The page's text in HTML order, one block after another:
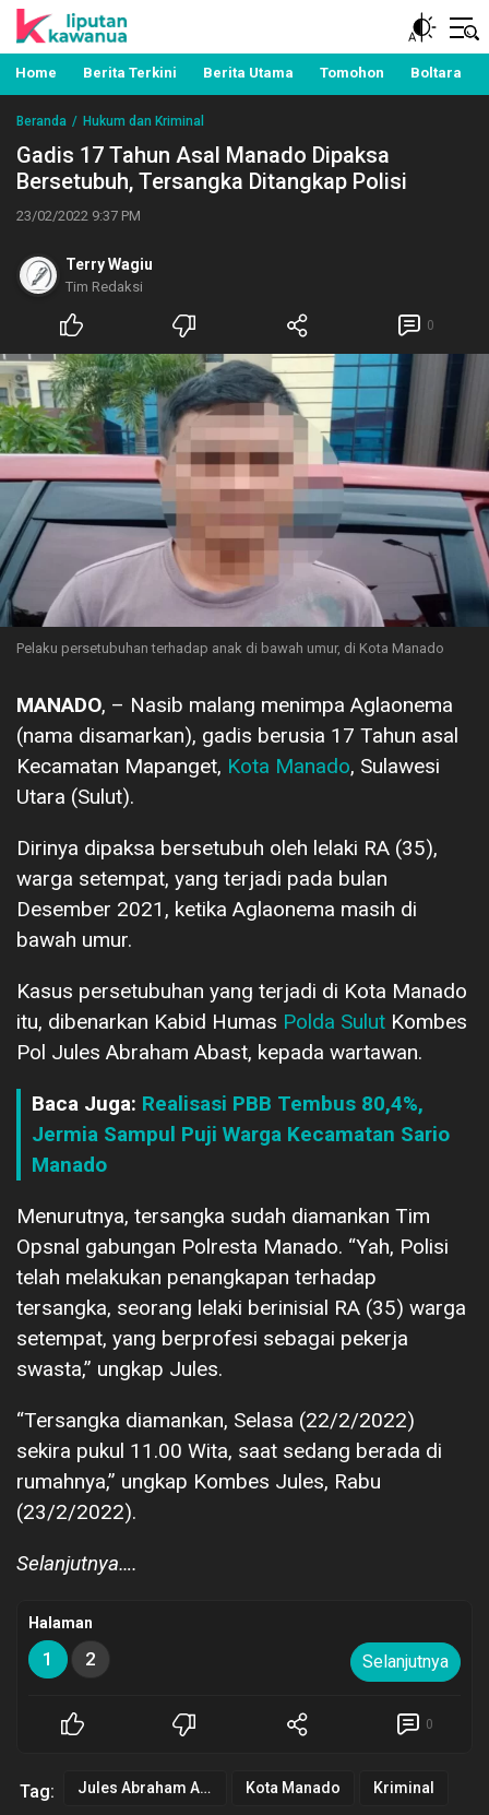
Liputan Kawanua
Berita Manado, Sulawesi Utara, Kawanua, Politik,
Pemerintahan, Hukum Kriminal dan Nasional
Home Berita Terkini Berita Utama Tomohon Boltara
Beranda Hukum dan Kriminal
Gadis 17 Tahun Asal Manado Dipaksa
Bersetubuh, Tersangka Ditangkap Polisi
23/02/2022 9:37 PM
Terry Wagiu
Tim Redaksi
0
Pelaku persetubuhan terhadap anak di bawah umur, di Kota Manado
MANADO, – Nasib malang menimpa Aglaonema
(nama disamarkan), gadis berusia 17 Tahun asal
Kecamatan Mapanget, Kota Manado, Sulawesi
Utara (Sulut).
Dirinya dipaksa bersetubuh oleh lelaki RA (35),
warga setempat, yang terjadi pada bulan
Desember 2021, ketika Aglaonema masih di
bawah umur.
Kasus persetubuhan yang terjadi di Kota Manado
itu, dibenarkan Kabid Humas Polda Sulut Kombes
Pol Jules Abraham Abast, kepada wartawan.
Baca Juga: Realisasi PBB Tembus 80,4%,
Jermia Sampul Puji Warga Kecamatan Sario
Manado
Menurutnya, tersangka sudah diamankan Tim
Opsnal gabungan Polresta Manado. “Yah, Polisi
telah melakukan penangkapan terhadap
tersangka, seorang lelaki berinisial RA (35) warga
setempat, yang berprofesi sebagai pekerja
swasta,” ungkap Jules.
“Tersangka diamankan, Selasa (22/2/2022)
sekira pukul 11.00 Wita, saat sedang berada di
rumahnya,” ungkap Kombes Jules, Rabu
(23/2/2022).
Selanjutnya….
Halaman
1 2 Selanjutnya
0
Tag: Jules Abraham Abast Kota Manado Kriminal